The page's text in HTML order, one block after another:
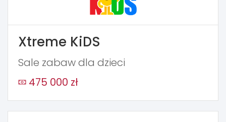
Xtreme KiDS
Sale zabaw dla dzieci
475 000 zł